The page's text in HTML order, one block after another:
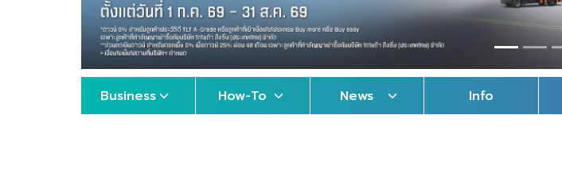
Business How-To News Info